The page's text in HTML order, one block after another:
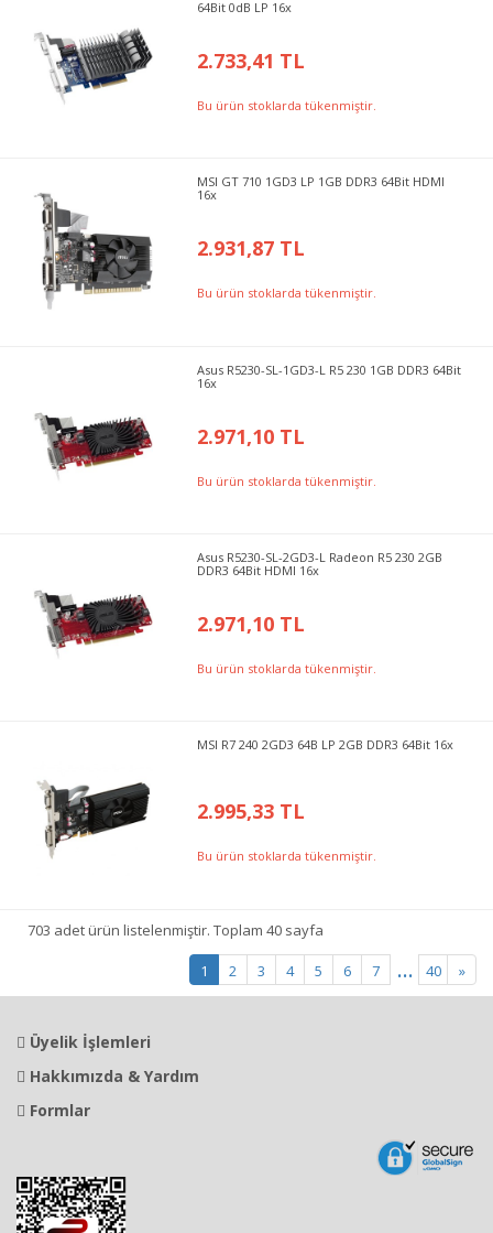
64Bit 0dB LP 16x
2.733,41 TL
Bu ürün stoklarda tükenmiştir.
MSI GT 710 1GD3 LP 1GB DDR3 64Bit HDMI
16x
2.931,87 TL
Bu ürün stoklarda tükenmiştir.
Asus R5230-SL-1GD3-L R5 230 1GB DDR3 64Bit
16x
2.971,10 TL
Bu ürün stoklarda tükenmiştir.
Asus R5230-SL-2GD3-L Radeon R5 230 2GB
DDR3 64Bit HDMI 16x
2.971,10 TL
Bu ürün stoklarda tükenmiştir.
MSI R7 240 2GD3 64B LP 2GB DDR3 64Bit 16x
2.995,33 TL
Bu ürün stoklarda tükenmiştir.
703 adet ürün listelenmiştir. Toplam 40 sayfa
1 2 3 4 5 6 7 ... 40 »
Üyelik İşlemleri
Hakkımızda & Yardım
Formlar